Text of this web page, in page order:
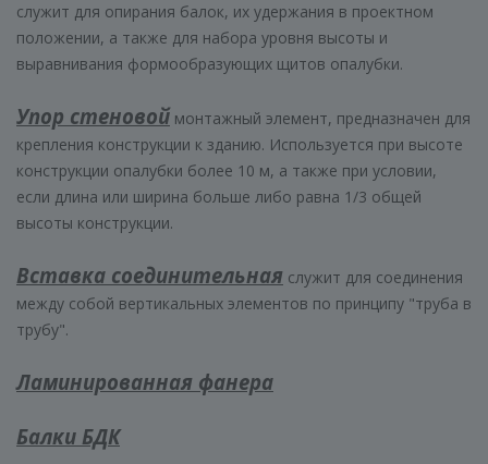
служит для опирания балок, их удержания в проектном
положении, а также для набора уровня высоты и
выравнивания формообразующих щитов опалубки.
Упор стеновой монтажный элемент, предназначен для
крепления конструкции к зданию. Используется при высоте
конструкции опалубки более 10 м, а также при условии,
если длина или ширина больше либо равна 1/3 общей
высоты конструкции.
Вставка соединительная служит для соединения
между собой вертикальных элементов по принципу "труба в
трубу".
Ламинированная фанера
Балки БДК